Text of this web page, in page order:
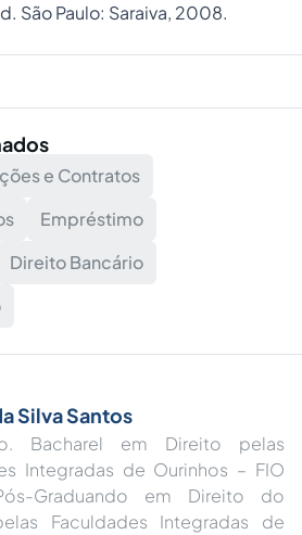
São Paulo: Saraiva, 2008.
e Contratos
Empréstimo
Direito Bancário
Silva Santos
Bacharel em Direito pelas
Integradas de Ourinhos – FIO
Graduando em Direito do
Faculdades Integradas de